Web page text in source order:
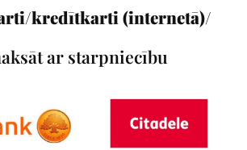
kredītkarti (internetā)/
ar starpniecību